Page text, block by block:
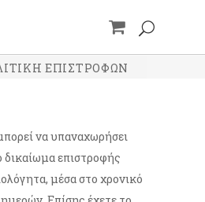
ΕΠΙΣΤΡΟΦΏΝ
να υπαναχωρήσει
δικαίωμα επιστροφής
μέσα στο χρονικό